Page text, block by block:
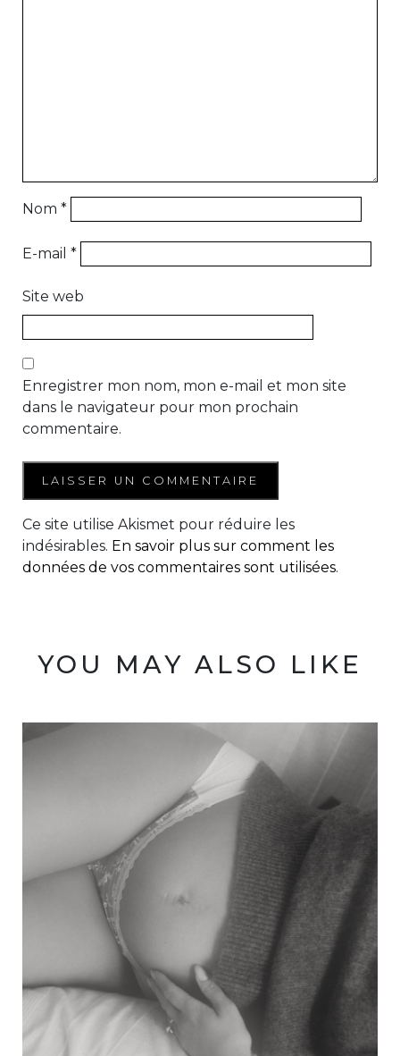
Nom *
E-mail *
Site web
Enregistrer mon nom, mon e-mail et mon site
dans le navigateur pour mon prochain
commentaire.
Ce site utilise Akismet pour réduire les
indésirables. En savoir plus sur comment les
données de vos commentaires sont utilisées.
YOU MAY ALSO LIKE